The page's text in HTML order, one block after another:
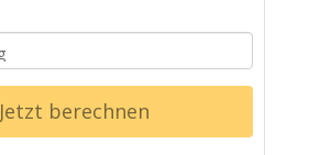
Jetzt berechnen